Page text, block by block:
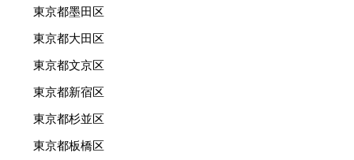
東京都墨田区
東京都大田区
東京都文京区
東京都新宿区
東京都杉並区
東京都板橋区